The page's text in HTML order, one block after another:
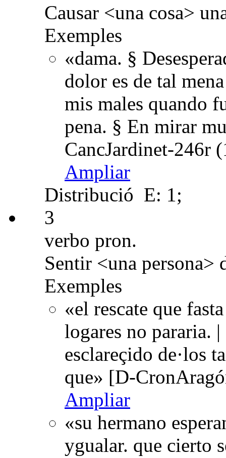
Causar <una cosa>
Exemples
«dama. §
dolor es de tal
mis males quando
pena. § En mirar
CancJardinet-246r
Ampliar
Distribució E: 1;
3
verbo pron.
Sentir <una
Exemples
«el rescate que
logares no pararia.
esclareçido de·los
que» [D-
Ampliar
«su hermano
ygualar. que cierto